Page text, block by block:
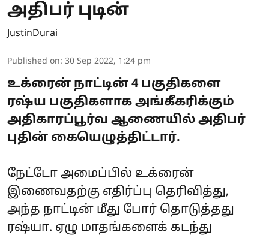
அதிபர் புடின்
JustinDurai
Published on: 30 Sep 2022, 1:24 pm
உக்ரைன் நாட்டின் 4 பகுதிகளை
ரஷ்ய பகுதிகளாக அங்கீகரிக்கும்
அதிகாரப்பூர்வ ஆணையில் அதிபர்
புதின் கையெழுத்திட்டார்.
நேட்டோ அமைப்பில் உக்ரைன்
இணைவதற்கு எதிர்ப்பு தெரிவித்து,
அந்த நாட்டின் மீது போர் தொடுத்தது
ரஷ்யா. ஏழு மாதங்களைக் கடந்து